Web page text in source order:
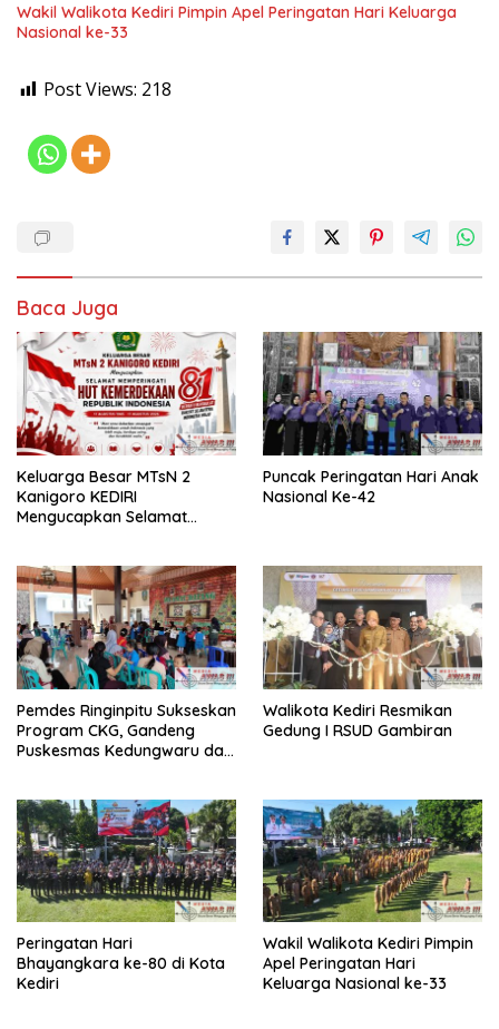
Wakil Walikota Kediri Pimpin Apel Peringatan Hari Keluarga
Nasional ke-33
Post Views: 218
Baca Juga
Keluarga Besar MTsN 2
Kanigoro KEDIRI
Mengucapkan Selamat
Puncak Peringatan Hari Anak
Nasional Ke-42
Pemdes Ringinpitu Sukseskan
Program CKG, Gandeng
Puskesmas Kedungwaru dan
Walikota Kediri Resmikan
Gedung I RSUD Gambiran
Peringatan Hari
Bhayangkara ke-80 di Kota
Kediri
Wakil Walikota Kediri Pimpin
Apel Peringatan Hari
Keluarga Nasional ke-33